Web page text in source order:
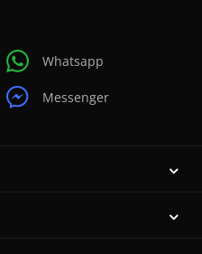
Whatsapp
Messenger